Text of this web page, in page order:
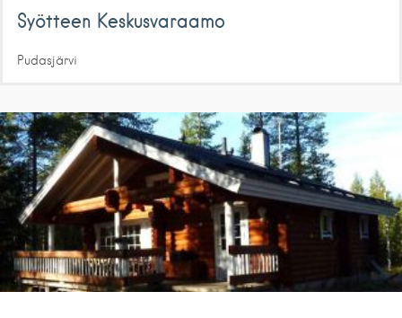
Syötteen Keskusvaraamo
Pudasjärvi